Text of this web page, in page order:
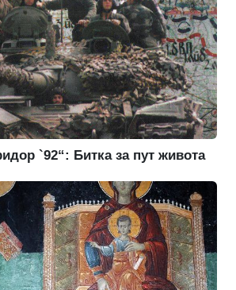
`92“: Битка за пут живота